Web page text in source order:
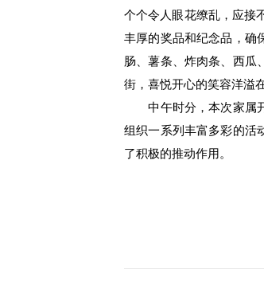
个个令人眼花缭乱，应接
丰厚的奖品和纪念品，确
肠、薯条、炸肉条、西瓜
街，喜悦开心的笑容洋溢
中午时分，本次家属开
组织一系列丰富多彩的活
了积极的推动作用。